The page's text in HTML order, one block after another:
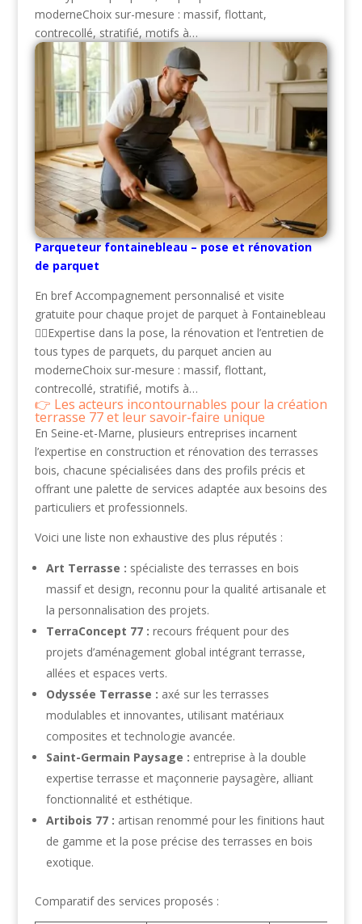
moderneChoix sur-mesure : massif, flottant,
contrecollé, stratifié, motifs à…
Parqueteur fontainebleau – pose et rénovation
de parquet
En bref Accompagnement personnalisé et visite
gratuite pour chaque projet de parquet à Fontainebleau
👷‍♂️Expertise dans la pose, la rénovation et l’entretien de
tous types de parquets, du parquet ancien au
moderneChoix sur-mesure : massif, flottant,
contrecollé, stratifié, motifs à…
Les acteurs incontournables pour la création
terrasse 77 et leur savoir-faire unique
En Seine-et-Marne, plusieurs entreprises incarnent
l’expertise en construction et rénovation des terrasses
bois, chacune spécialisées dans des profils précis et
offrant une palette de services adaptée aux besoins des
particuliers et professionnels.
Voici une liste non exhaustive des plus réputés :
Art Terrasse : spécialiste des terrasses en bois
massif et design, reconnu pour la qualité artisanale et
la personnalisation des projets.
TerraConcept 77 : recours fréquent pour des
projets d’aménagement global intégrant terrasse,
allées et espaces verts.
Odyssée Terrasse : axé sur les terrasses
modulables et innovantes, utilisant matériaux
composites et technologie avancée.
Saint-Germain Paysage : entreprise à la double
expertise terrasse et maçonnerie paysagère, alliant
fonctionnalité et esthétique.
Artibois 77 : artisan renommé pour les finitions haut
de gamme et la pose précise des terrasses en bois
exotique.
Comparatif des services proposés :